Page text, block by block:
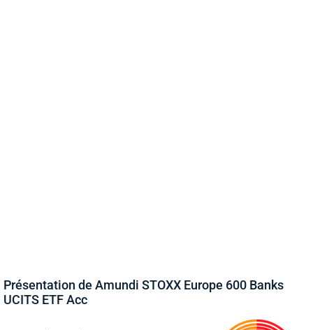
Présentation de Amundi STOXX Europe 600 Banks
UCITS ETF Acc